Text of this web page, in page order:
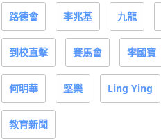
路德會 李兆基 九龍
到校直擊 賽馬會 李國寶
何明華 堅樂 Ling Ying
教育新聞